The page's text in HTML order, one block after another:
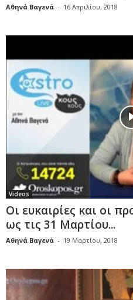
Αθηνά Βαγενά - 16 Απριλίου, 2018
Videos
Οι ευκαιρίες και οι
ως τις 31 Μαρτίου...
Αθηνά Βαγενά - 19 Μαρτίου, 2018